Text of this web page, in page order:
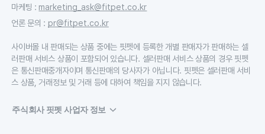
마케팅 : marketing_ask@fitpet.co.kr
언론 문의 : pr@fitpet.co.kr
사이버몰 내 판매되는 상품 중에는 핏펫에 등록한 개별 판매자가 판매하는 셀
러판매 서비스 상품이 포함되어 있습니다. 셀러판매 서비스 상품의 경우 핏펫
은 통신판매중개자이며 통신판매의 당사자가 아닙니다. 핏펫은 셀러판매 서비
스 상품, 거래정보 및 거래 등에 대하여 책임을 지지 않습니다.
주식회사 핏펫 사업자 정보